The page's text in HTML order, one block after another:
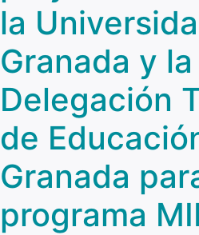
la
Granada y la
Delegación
de
Granada
programa